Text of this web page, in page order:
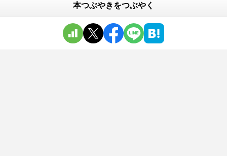
本つぶやきをつぶやく